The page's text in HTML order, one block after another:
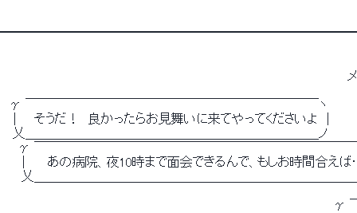
メ
γ ￣￣￣￣￣￣￣￣￣￣￣￣￣￣￣￣￣￣￣￣￣￣￣ヽ　　
｜　 そうだ！　良かったらお見舞いに来てやってくださいよ　|
乂＿＿＿＿＿＿＿＿＿＿＿＿＿＿＿＿＿＿＿＿＿＿＿ノ
γ ￣￣￣￣￣￣￣￣￣￣￣￣￣￣￣￣￣￣￣￣￣￣￣￣￣
｜　　あの病院、夜10時まで面会できるんで、もしお時間合え
乂＿＿＿＿＿＿＿＿＿＿＿＿＿＿＿＿＿＿＿＿＿＿＿＿＿
γ ￣￣￣￣￣￣￣